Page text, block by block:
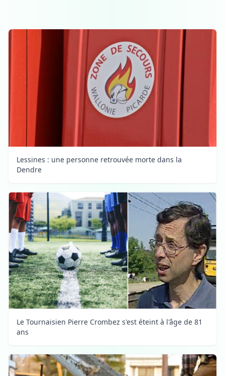
Lessines : une personne retrouvée morte dans la
Dendre
Le Tournaisien Pierre Crombez s'est éteint à l'âge de 81
ans